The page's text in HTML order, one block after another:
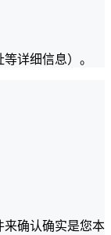
详细信息）。
来确认确实是您本